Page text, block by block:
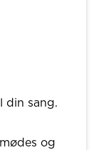
din sang.
og